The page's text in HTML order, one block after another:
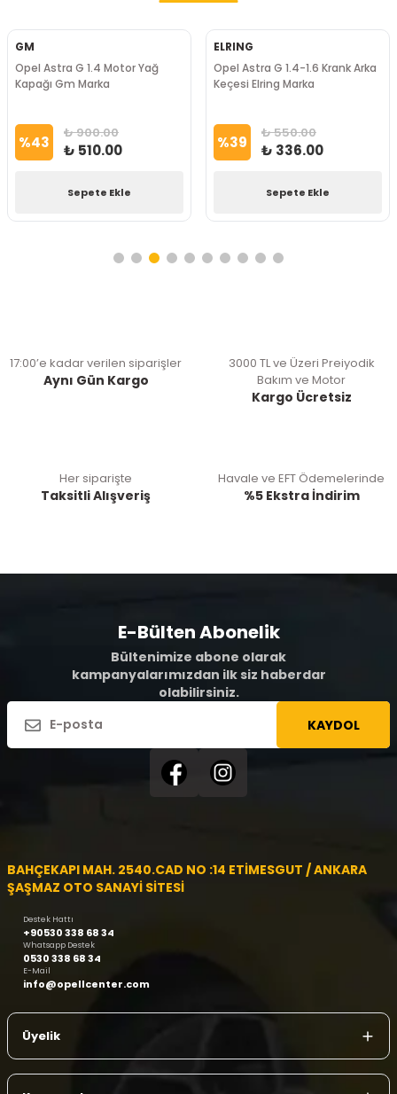
GM
Opel Astra G 1.4 Motor Yağ
Kapağı Gm Marka
%43 ₺ 900.00
₺ 510.00
Sepete Ekle
ELRING
Opel Astra G 1.4-1.6 Krank Arka
Keçesi Elring Marka
%39 ₺ 550.00
₺ 336.00
Sepete Ekle
17:00’e kadar verilen siparişler
Aynı Gün Kargo
3000 TL ve Üzeri Preiyodik
Bakım ve Motor
Kargo Ücretsiz
Her siparişte
Taksitli Alışveriş
Havale ve EFT Ödemelerinde
%5 Ekstra İndirim
E-Bülten Abonelik
Bültenimize abone olarak
kampanyalarımızdan ilk siz haberdar
olabilirsiniz.
KAYDOL
BAHÇEKAPI MAH. 2540.CAD NO :14 ETİMESGUT / ANKARA
ŞAŞMAZ OTO SANAYİ SİTESİ
Destek Hattı
+90530 338 68 34
Whatsapp Destek
0530 338 68 34
E-Mail
info@opellcenter.com
Üyelik